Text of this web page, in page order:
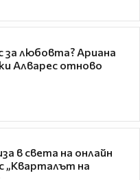
за любовта? Ариана
Алварес отново
в света на онлайн
„Кварталът на